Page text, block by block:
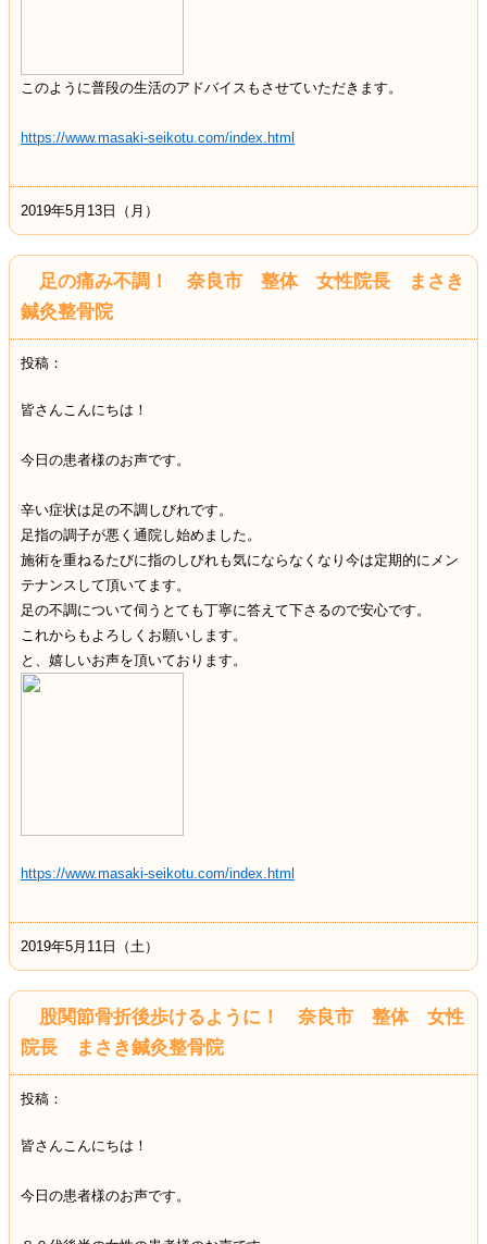
このように普段の生活のアドバイスもさせていただきます。
https://www.masaki-seikotu.com/index.html
2019年5月13日（月）
足の痛み不調！ 奈良市 整体 女性院長 まさき
鍼灸整骨院
投稿：
皆さんこんにちは！
今日の患者様のお声です。
辛い症状は足の不調しびれです。
足指の調子が悪く通院し始めました。
施術を重ねるたびに指のしびれも気にならなくなり今は定期的にメン
テナンスして頂いてます。
足の不調について伺うとても丁寧に答えて下さるので安心です。
これからもよろしくお願いします。
と、嬉しいお声を頂いております。
https://www.masaki-seikotu.com/index.html
2019年5月11日（土）
股関節骨折後歩けるように！ 奈良市 整体 女性
院長 まさき鍼灸整骨院
投稿：
皆さんこんにちは！
今日の患者様のお声です。